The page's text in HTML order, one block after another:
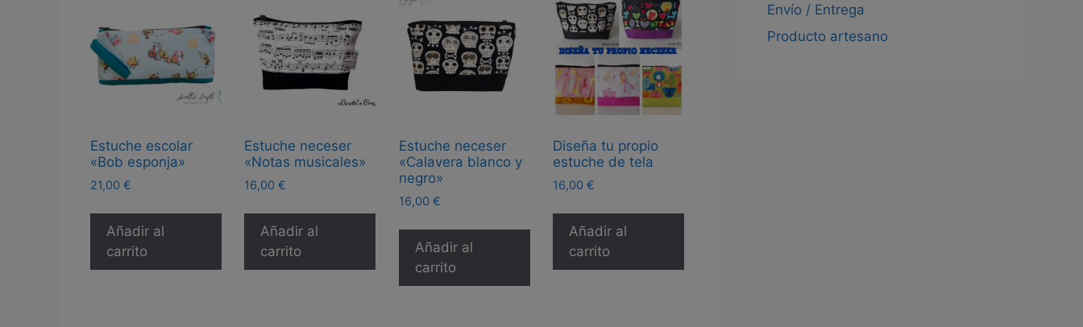
Estuche escolar
«Bob esponja»
21,00 €
Añadir al
carrito
Estuche neceser
«Notas musicales»
16,00€
Añadir al
carrito
Estuche neceser
«Calavera blanco y
negro»
16,00 €
Añadir al
carrito
Diseña tu propio
estuche de tela
16,00 €
Añadir al
carrito
Envío / Entrega
Producto artesano